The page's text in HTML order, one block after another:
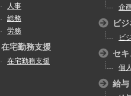
人事
総務
労務
在宅勤務支援
在宅勤務支援
企
ビ
ビ
セ
個
給与